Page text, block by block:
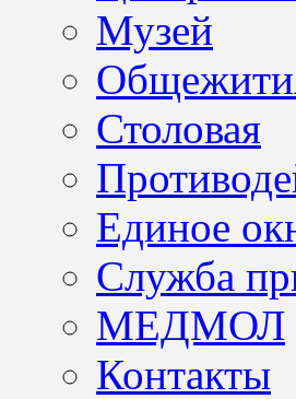
Музей
Столовая
Единое
Служба
МЕДМОЛ
Контакты